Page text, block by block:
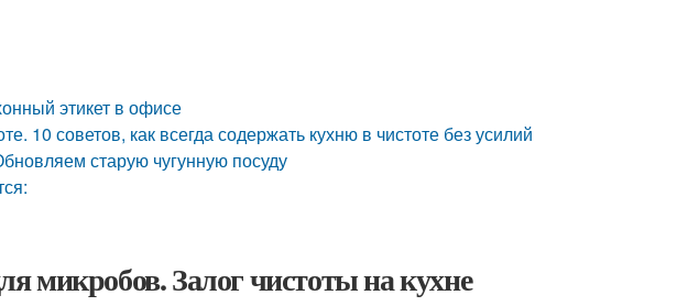
этикет в офисе
10 советов, как всегда содержать кухню в чистоте без усилий
старую чугунную посуду
микробов. Залог чистоты на кухне